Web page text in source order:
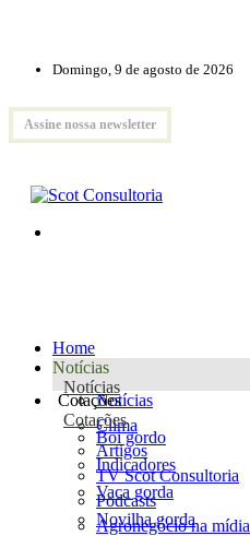
Domingo, 9 de agosto de 2026
Assine nossa newsletter
Home
Notícias
Notícias
Notícias
Clima
Artigos
TV Scot Consultoria
Podcasts
Agronegócio na mídia
Cotações
Cotações
Boi gordo
Indicadores
Vaca gorda
Novilha gorda